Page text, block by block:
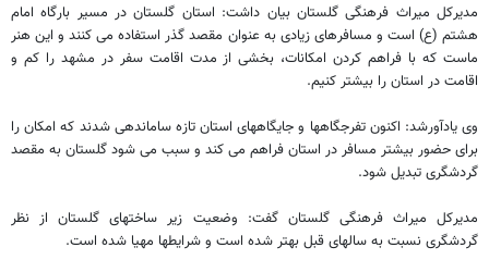
مدیرکل میراث فرهنگی گلستان بیان داشت: استان گلستان در مسیر بارگاه امام
هشتم (ع) است و مسافرهای زیادی به عنوان مقصد گذر استفاده می کنند و این هنر
ماست که با فراهم کردن امکانات، بخشی از مدت اقامت سفر در مشهد را کم و
اقامت در استان را بیشتر کنیم.
وی یادآورشد: اکنون تفرجگاهها و جایگاههای استان تازه ساماندهی شدند که امکان را
برای حضور بیشتر مسافر در استان فراهم می کند و سبب می شود گلستان به مقصد
گردشگری تبدیل شود.
مدیرکل میراث فرهنگی گلستان گفت: وضعیت زیر ساختهای گلستان از نظر
گردشگری نسبت به سالهای قبل بهتر شده است و شرایطها مهیا شده است.